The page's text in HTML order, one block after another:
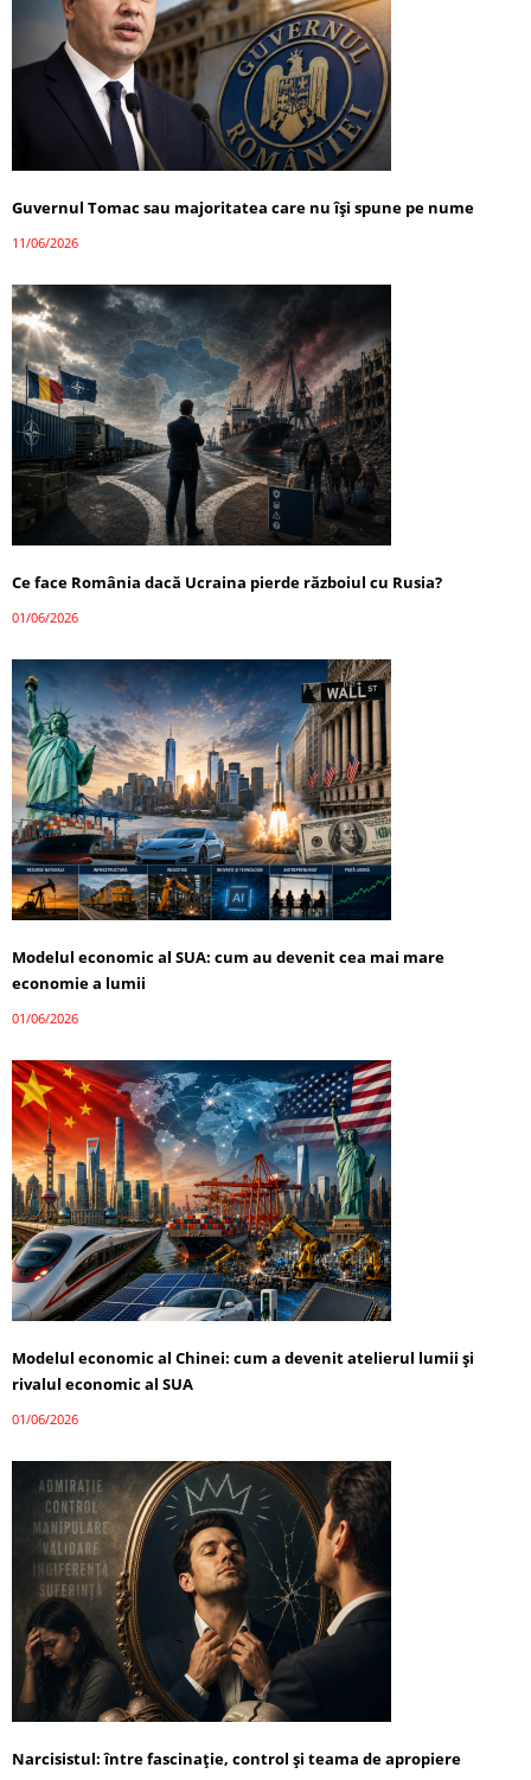
Guvernul Tomac sau majoritatea care nu își spune pe nume
11/06/2026
Ce face România dacă Ucraina pierde războiul cu Rusia?
01/06/2026
Modelul economic al SUA: cum au devenit cea mai mare
economie a lumii
01/06/2026
Modelul economic al Chinei: cum a devenit atelierul lumii și
rivalul economic al SUA
01/06/2026
Narcisistul: între fascinație, control și teama de apropiere